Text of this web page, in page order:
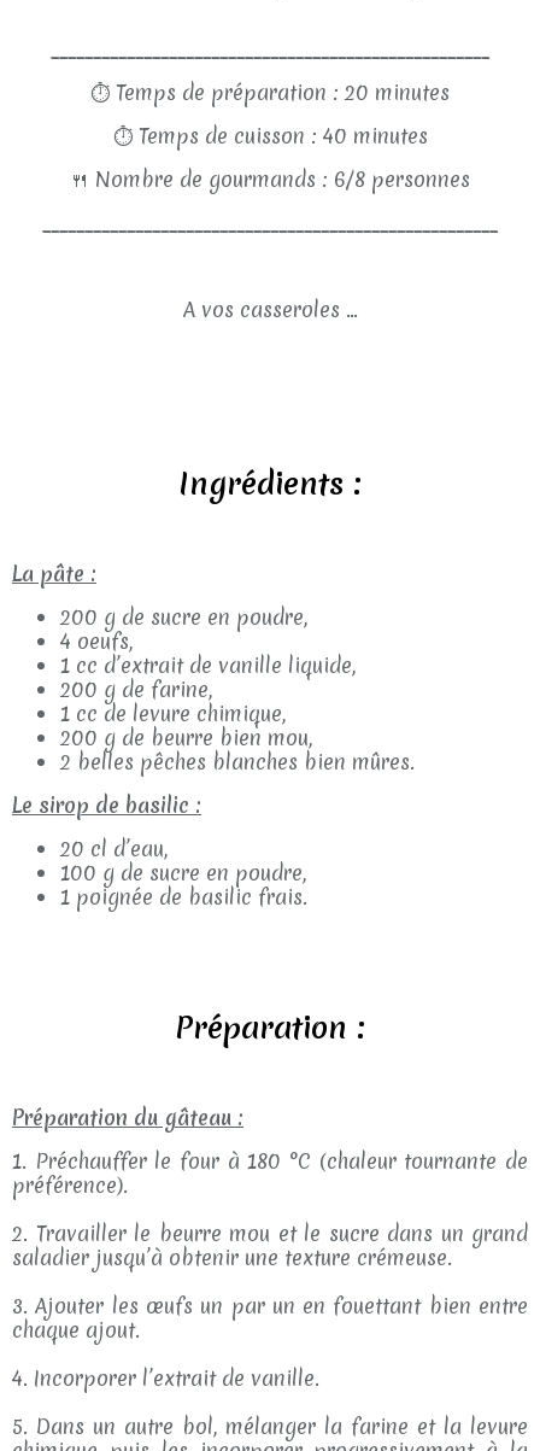
⏱ Temps de préparation : 20 minutes
⏱ Temps de cuisson : 40 minutes
🍴 Nombre de gourmands : 6/8 personnes
A vos casseroles ...
Ingrédients :
La pâte :
200 g de sucre en poudre,
4 oeufs,
1 cc d’extrait de vanille liquide,
200 g de farine,
1 cc de levure chimique,
200 g de beurre bien mou,
2 belles pêches blanches bien mûres.
Le sirop de basilic :
20 cl d’eau,
100 g de sucre en poudre,
1 poignée de basilic frais.
Préparation :
Préparation du gâteau :
1. Préchauffer le four à 180 °C (chaleur tournante de
préférence).
2. Travailler le beurre mou et le sucre dans un grand
saladier jusqu’à obtenir une texture crémeuse.
3. Ajouter les œufs un par un en fouettant bien entre
chaque ajout.
4. Incorporer l’extrait de vanille.
5. Dans un autre bol, mélanger la farine et la levure